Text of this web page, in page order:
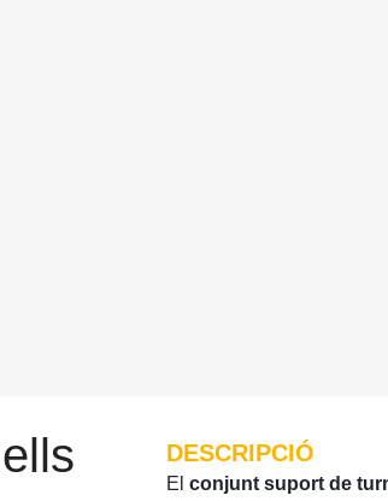
DESCRIPCIÓ
El conjunt suport de